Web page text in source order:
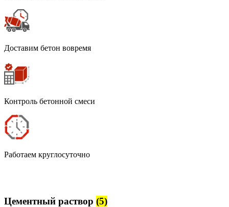
Доставим бетон вовремя
Контроль бетонной смеси
Работаем круглосуточно
Цементный раствор (5)